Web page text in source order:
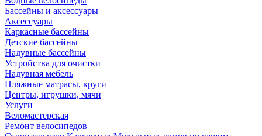
Бассейны и аксессуары
Аксессуары
Каркасные бассейны
Детские бассейны
Надувные бассейны
Устройства для очистки
Надувная мебель
Пляжные матрасы, круги
Центры, игрушки, мячи
Услуги
Веломастерская
Ремонт велосипедов